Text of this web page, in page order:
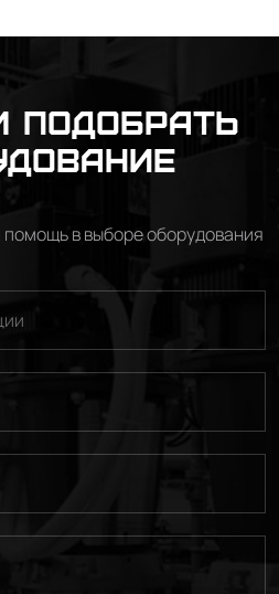
подобрать
в выборе оборудования